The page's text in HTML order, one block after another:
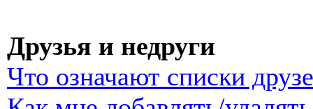
Друзья и недруги
Что означают списки